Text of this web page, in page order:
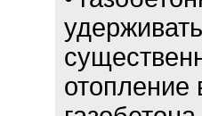
отопление